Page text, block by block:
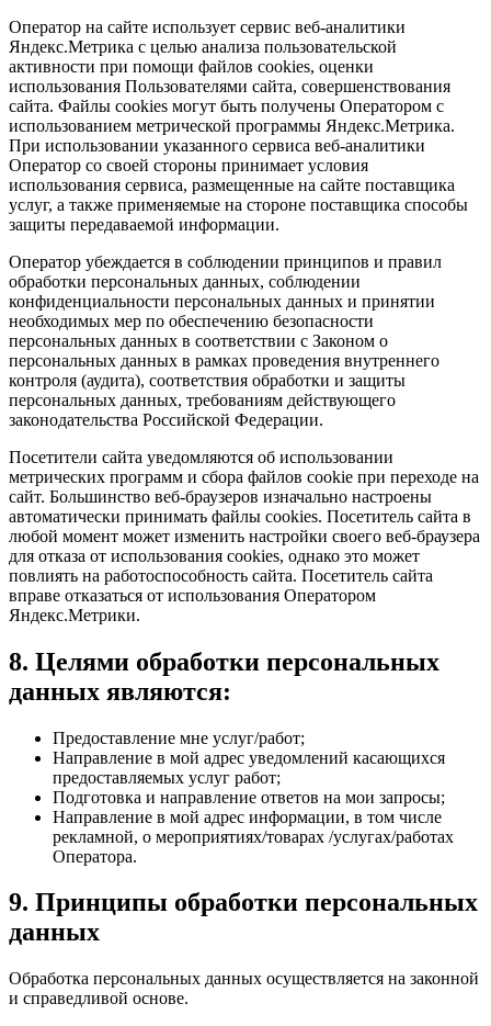
Оператор на сайте использует сервис веб-аналитики
Яндекс.Метрика с целью анализа пользовательской
активности при помощи файлов cookies, оценки
использования Пользователями сайта, совершенствования
сайта. Файлы cookies могут быть получены Оператором с
использованием метрической программы Яндекс.Метрика.
При использовании указанного сервиса веб-аналитики
Оператор со своей стороны принимает условия
использования сервиса, размещенные на сайте поставщика
услуг, а также применяемые на стороне поставщика способы
защиты передаваемой информации.
Оператор убеждается в соблюдении принципов и правил
обработки персональных данных, соблюдении
конфиденциальности персональных данных и принятии
необходимых мер по обеспечению безопасности
персональных данных в соответствии с Законом о
персональных данных в рамках проведения внутреннего
контроля (аудита), соответствия обработки и защиты
персональных данных, требованиям действующего
законодательства Российской Федерации.
Посетители сайта уведомляются об использовании
метрических программ и сбора файлов соokie при переходе на
сайт. Большинство веб-браузеров изначально настроены
автоматически принимать файлы cookies. Посетитель сайта в
любой момент может изменить настройки своего веб-браузера
для отказа от использования cookies, однако это может
повлиять на работоспособность сайта. Посетитель сайта
вправе отказаться от использования Оператором
Яндекс.Метрики.
8. Целями обработки персональных
данных являются:
Предоставление мне услуг/работ;
Направление в мой адрес уведомлений касающихся
предоставляемых услуг работ;
Подготовка и направление ответов на мои запросы;
Направление в мой адрес информации, в том числе
рекламной, о мероприятиях/товарах /услугах/работах
Оператора.
9. Принципы обработки персональных
данных
Обработка персональных данных осуществляется на законной
и справедливой основе.